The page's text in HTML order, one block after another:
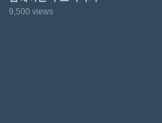
9,500 views